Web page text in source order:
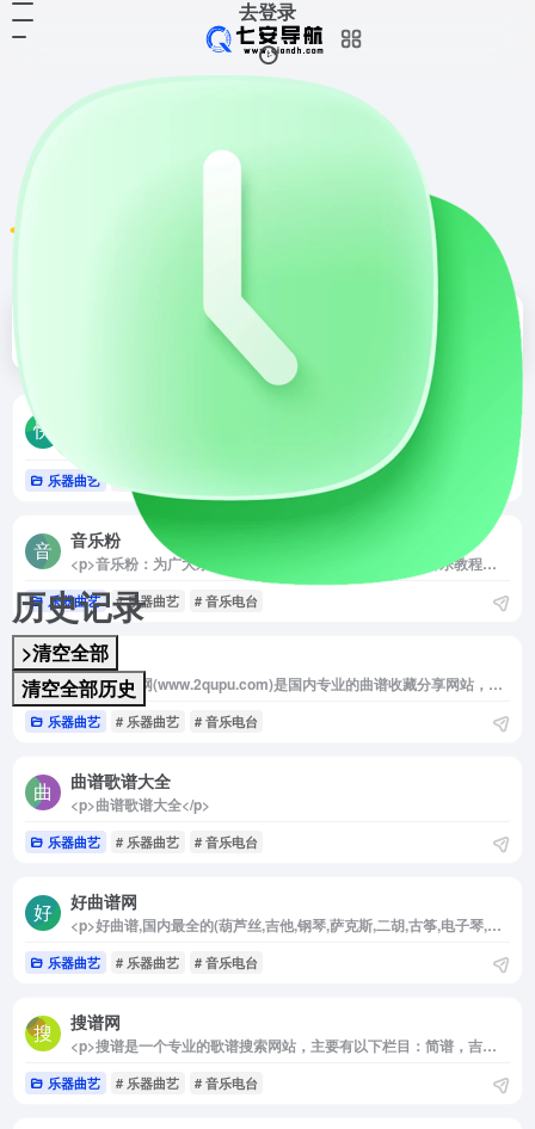
去登录
历史记录
>清空全部
清空全部历史
音乐电台
浏览 点赞
乐器曲艺
音乐粉
<p>音乐粉：为广大乐友提供丰富的简谱、曲谱、歌词和音乐教程资源</p>
乐器曲艺 # 乐器曲艺 # 音乐电台
简谱
<p>爱曲谱网(www.2qupu.com)是国内专业的曲谱收藏分享网站，收录简谱、五线谱、吉他谱、钢琴谱、声乐戏曲等精品曲谱，同时提供各种曲谱下载、曲谱在线打印、曲谱爱好者分享交流等</p>
乐器曲艺 # 乐器曲艺 # 音乐电台
曲谱歌谱大全
<p>曲谱歌谱大全</p>
乐器曲艺 # 乐器曲艺 # 音乐电台
好曲谱网
<p>好曲谱,国内最全的(葫芦丝,吉他,钢琴,萨克斯,二胡,古筝,电子琴,琵琶,口琴等)曲谱,简谱,乐谱,歌谱资源库.免费浏览下载,乐器教程在线学习。</p>
乐器曲艺 # 乐器曲艺 # 音乐电台
搜谱网
<p>搜谱是一个专业的歌谱搜索网站，主要有以下栏目：简谱，吉他谱，钢琴谱，电子琴谱，手风琴谱，二胡谱，笛萧谱，萨克斯谱，古筝谱，总谱，其他曲谱。</p>
乐器曲艺 # 乐器曲艺 # 音乐电台